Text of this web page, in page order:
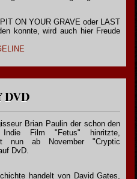
ON YOUR GRAVE oder LAST
konnte, wird auch hier Freude
DVD
Brian Paulin der schon den
Indie Film "Fetus" hinritzte,
nun ab November "Cryptic
DvD.
handelt von David Gates,